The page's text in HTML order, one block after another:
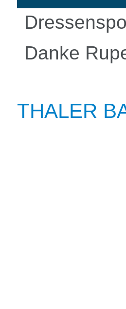
Danke
THALER